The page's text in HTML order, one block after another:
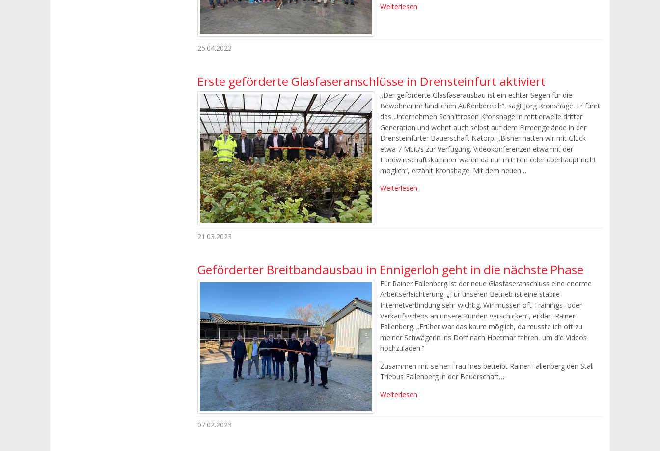
Weiterlesen
25.04.2023
Erste geförderte Glasfaseranschlüsse in Drensteinfurt aktiviert
„Der geförderte Glasfaserausbau ist ein echter Segen für die
Bewohner im ländlichen Außenbereich“, sagt Jörg Kronshage. Er führt
das Unternehmen Schnittrosen Kronshage in mittlerweile dritter
Generation und wohnt auch selbst auf dem Firmengelände in der
Drensteinfurter Bauerschaft Natorp. „Bisher hatten wir mit Glück
etwa 7 Mbit/s zur Verfügung. Videokonferenzen etwa mit der
Landwirtschaftskammer waren da nur mit Ton oder überhaupt nicht
möglich“, erzählt Kronshage. Mit dem neuen…
Weiterlesen
21.03.2023
Geförderter Breitbandausbau in Ennigerloh geht in die nächste Phase
Für Rainer Fallenberg ist der neue Glasfaseranschluss eine enorme
Arbeitserleichterung. „Für unseren Betrieb ist eine stabile
Internetverbindung sehr wichtig. Wir müssen oft Trainings- oder
Verkaufsvideos an unsere Kunden verschicken“, erklärt Rainer
Fallenberg. „Früher war das kaum möglich, da musste ich oft zu
meiner Schwägerin ins Dorf nach Hoetmar fahren, um die Videos
hochzuladen.“
Zusammen mit seiner Frau Ines betreibt Rainer Fallenberg den Stall
Triebus Fallenberg in der Bauerschaft…
Weiterlesen
07.02.2023